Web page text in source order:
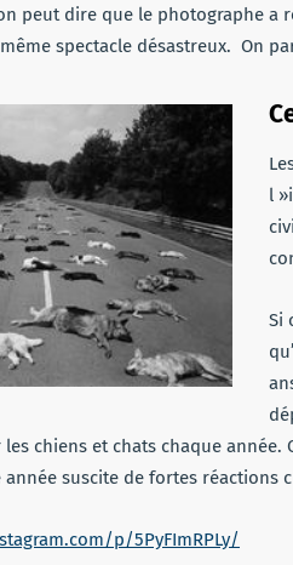
peut dire que le photographe a
spectacle désastreux. On
l
Si
chiens et chats chaque
année suscite de fortes réactions
p/5PyFImRPLy/